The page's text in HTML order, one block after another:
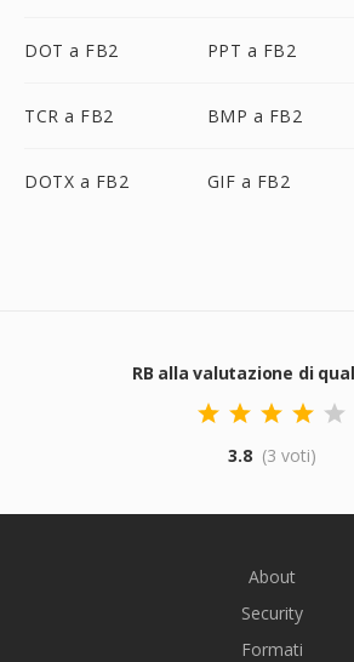
DOT a FB2 PPT a FB2
TCR a FB2 BMP a FB2
DOTX a FB2 GIF a FB2
RB alla valutazione di
3.8 (3 voti)
About
Security
Formati